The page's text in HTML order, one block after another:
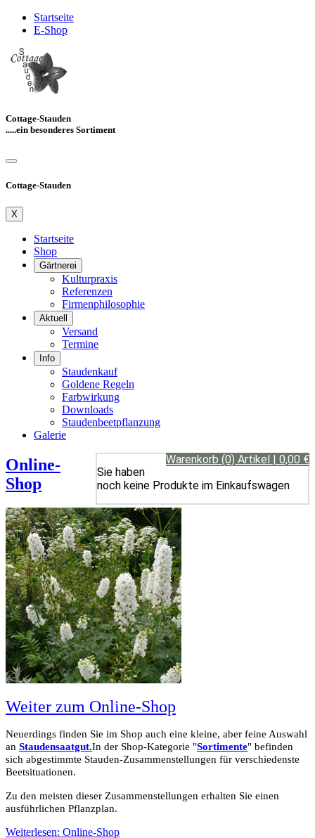
Startseite
E-Shop
Cottage-Stauden
.....ein besonderes Sortiment
Cottage-Stauden
X
Startseite
Shop
Gärtnerei
Kulturpraxis
Referenzen
Firmenphilosophie
Aktuell
Versand
Termine
Info
Staudenkauf
Goldene Regeln
Farbwirkung
Downloads
Staudenbeetpflanzung
Galerie
Warenkorb (0) Artikel | 0,00 €
Sie haben
noch keine Produkte im Einkaufswagen
Online-
Shop
Weiter zum Online-Shop
Neuerdings finden Sie im Shop auch eine kleine, aber feine Auswahl
an Staudensaatgut.In der Shop-Kategorie "Sortimente" befinden
sich abgestimmte Stauden-Zusammenstellungen für verschiedenste
Beetsituationen.
Zu den meisten dieser Zusammenstellungen erhalten Sie einen
ausführlichen Pflanzplan.
Weiterlesen: Online-Shop